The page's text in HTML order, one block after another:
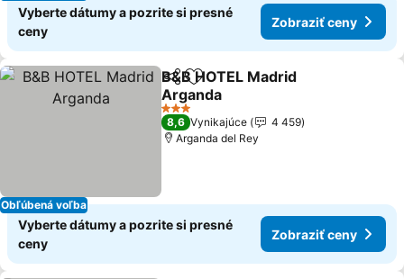
Vyberte dátumy a pozrite si presné
ceny
Zobraziť ceny
Obľúbená voľba
ZdieľaťPridať do obľúbených
B&B HOTEL Madrid
Arganda
3 Počet hviezdičiek
8,6 Vynikajúce
4 459
Arganda del Rey
Vyberte dátumy a pozrite si presné
ceny
Zobraziť ceny